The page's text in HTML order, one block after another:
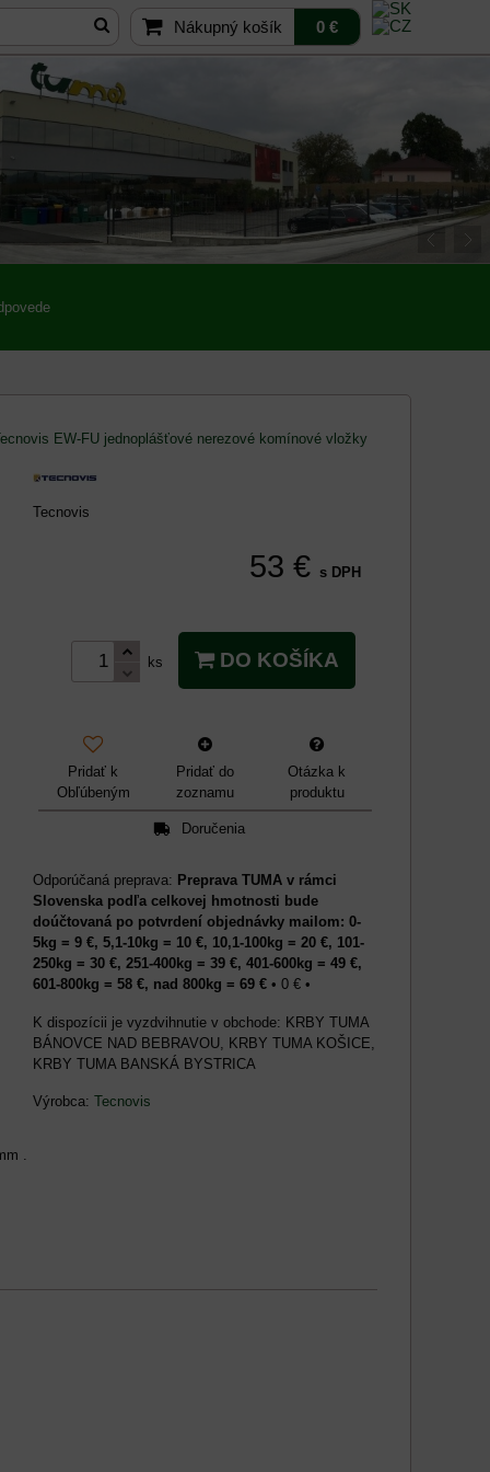
Nákupný košík 0 €
EW-FU jednoplášťové nerezové komínové vložky
Tecnovis
53 € s DPH
ks DO KOŠÍKA
Pridať k
Obľúbeným
Pridať do
zoznamu
Otázka k
produktu
Doručenia
Preprava TUMA v rámci
Slovenska podľa celkovej hmotnosti bude
doúčtovaná po potvrdení objednávky mailom: 0-
5kg = 9 €, 5,1-10kg = 10 €, 10,1-100kg = 20 €, 101-
250kg = 30 €, 251-400kg = 39 €, 401-600kg = 49 €,
601-800kg = 58 €, nad 800kg = 69 € • 0 € •
KRBY TUMA
BÁNOVCE NAD BEBRAVOU, KRBY TUMA KOŠICE,
KRBY TUMA BANSKÁ BYSTRICA
Výrobca: Tecnovis
.